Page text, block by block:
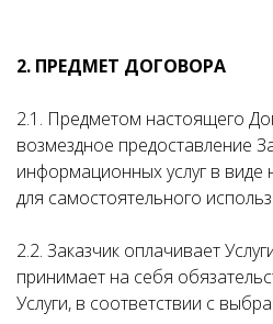
2. ПРЕДМЕТ ДОГОВОРА
2.1. Предметом настоящего
возмездное предоставление
информационных услуг в виде
для самостоятельного
2.2. Заказчик оплачивает
принимает на себя
Услуги, в соответствии с